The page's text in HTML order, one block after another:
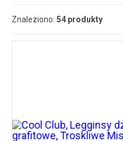
Znaleziono: 54 produkty